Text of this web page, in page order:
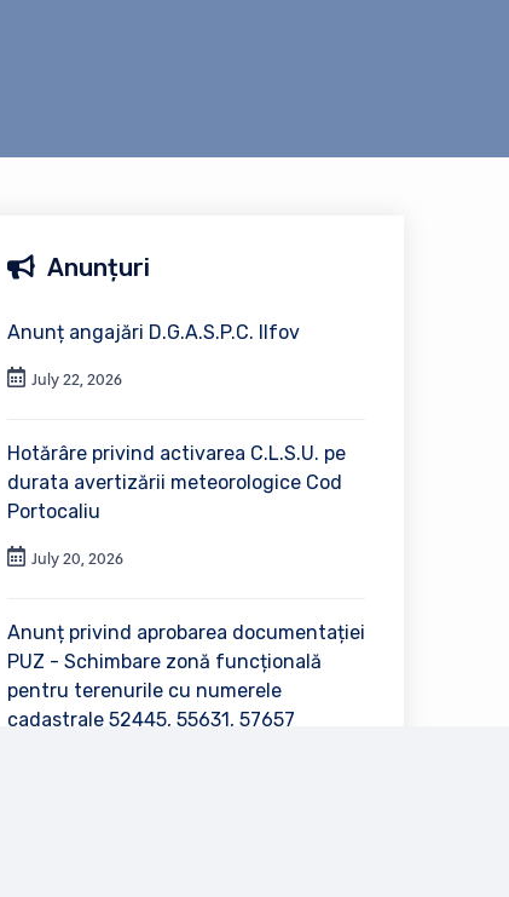
Anunțuri
Anunț angajări D.G.A.S.P.C. Ilfov
July 22, 2026
Hotărâre privind activarea C.L.S.U. pe
durata avertizării meteorologice Cod
Portocaliu
July 20, 2026
Anunț privind aprobarea documentației
PUZ - Schimbare zonă funcțională
pentru terenurile cu numerele
cadastrale 52445, 55631, 57657